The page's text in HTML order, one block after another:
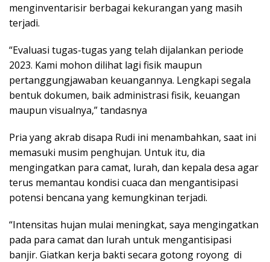
menginventarisir berbagai kekurangan yang masih
terjadi.
“Evaluasi tugas-tugas yang telah dijalankan periode
2023. Kami mohon dilihat lagi fisik maupun
pertanggungjawaban keuangannya. Lengkapi segala
bentuk dokumen, baik administrasi fisik, keuangan
maupun visualnya,” tandasnya
Pria yang akrab disapa Rudi ini menambahkan, saat ini
memasuki musim penghujan. Untuk itu, dia
mengingatkan para camat, lurah, dan kepala desa agar
terus memantau kondisi cuaca dan mengantisipasi
potensi bencana yang kemungkinan terjadi.
“Intensitas hujan mulai meningkat, saya mengingatkan
pada para camat dan lurah untuk mengantisipasi
banjir. Giatkan kerja bakti secara gotong royong di